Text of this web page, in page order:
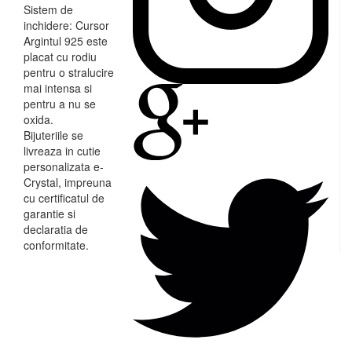
Sistem de
inchidere: Cursor
Argintul 925 este
placat cu rodiu
pentru o stralucire
mai intensa si
pentru a nu se
oxida.
Bijuteriile se
livreaza in cutie
personalizata e-
Crystal, impreuna
cu certificatul de
garantie si
declaratia de
conformitate.